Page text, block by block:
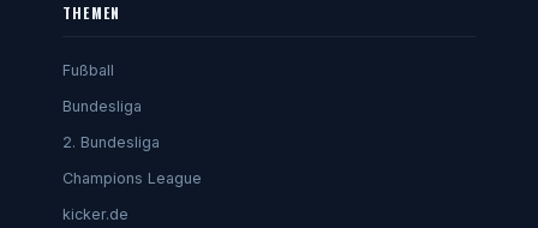
THEMEN
Fußball
Bundesliga
2. Bundesliga
Champions League
kicker.de